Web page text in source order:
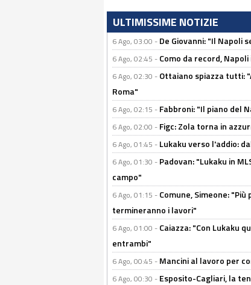
ULTIMISSIME NOTIZIE
6 Ago, 03:00 - De Giovanni: "Il Napoli
6 Ago, 02:45 - Como da record,
6 Ago, 02:30 - Ottaiano spiazza tutti:
Roma"
6 Ago, 02:15 - Fabbroni: "Il piano del
6 Ago, 02:00 - Figc: Zola torna in
6 Ago, 01:45 - Lukaku verso l'addio:
6 Ago, 01:30 - Padovan: "Lukaku in
campo"
6 Ago, 01:15 - Comune, Simeone:
termineranno i lavori"
6 Ago, 01:00 - Caiazza: "Con Lukaku
entrambi"
6 Ago, 00:45 - Mancini al lavoro per
6 Ago, 00:30 - Esposito-Cagliari, la